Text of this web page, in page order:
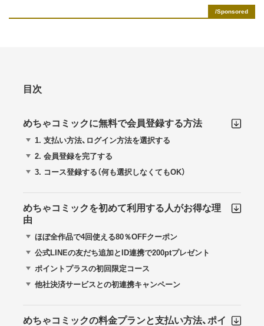
目次
めちゃコミックに無料で会員登録する方法
1. 支払い方法、ログイン方法を選択する
2. 会員登録を完了する
3. コース登録する（何も選択しなくてもOK）
めちゃコミックを初めて利用する人がお得な理
由
ほぼ全作品で4回使える80％OFFクーポン
公式LINEの友だち追加とID連携で200ptプレゼント
ポイントプラスの初回限定コース
他社決済サービスとの初連携キャンペーン
めちゃコミックの料金プランと支払い方法、ポイ